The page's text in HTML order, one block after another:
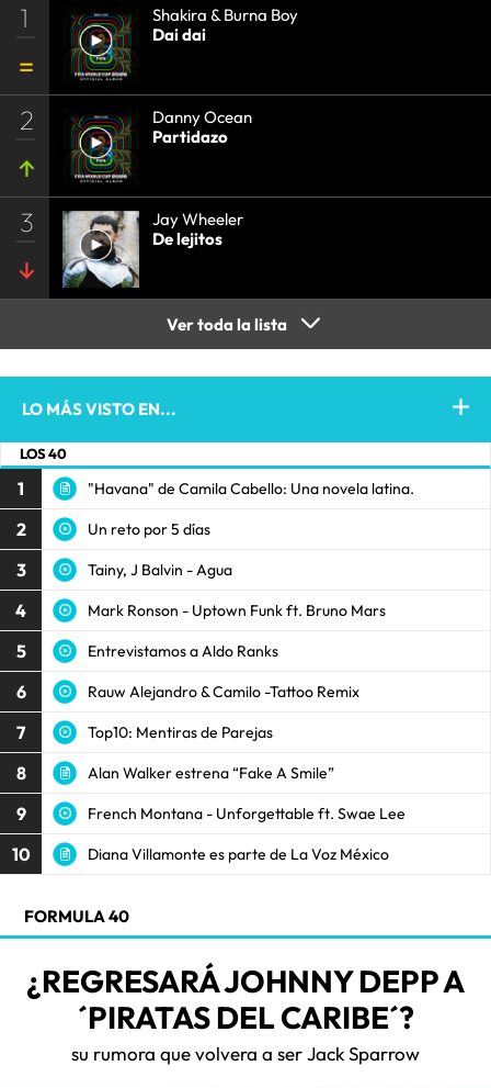
1
Shakira & Burna Boy
Dai dai
2
Danny Ocean
Partidazo
3
Jay Wheeler
De lejitos
Ver toda la lista
LO MÁS VISTO EN...
LOS 40
1 "Havana" de Camila Cabello: Una novela latina.
2 Un reto por 5 días
3 Tainy, J Balvin - Agua
4 Mark Ronson - Uptown Funk ft. Bruno Mars
5 Entrevistamos a Aldo Ranks
6 Rauw Alejandro & Camilo -Tattoo Remix
7 Top10: Mentiras de Parejas
8 Alan Walker estrena “Fake A Smile”
9 French Montana - Unforgettable ft. Swae Lee
10 Diana Villamonte es parte de La Voz México
FORMULA 40
¿REGRESARÁ JOHNNY DEPP A
´PIRATAS DEL CARIBE´?
su rumora que volvera a ser Jack Sparrow